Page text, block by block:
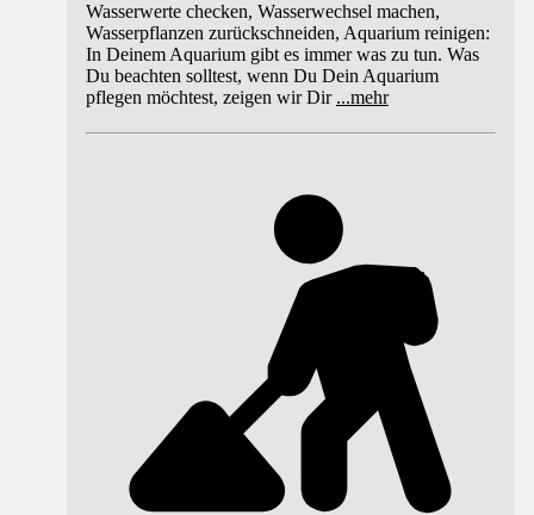
Wasserwerte checken, Wasserwechsel machen,
Wasserpflanzen zurückschneiden, Aquarium reinigen:
In Deinem Aquarium gibt es immer was zu tun. Was
Du beachten solltest, wenn Du Dein Aquarium
pflegen möchtest, zeigen wir Dir ...mehr